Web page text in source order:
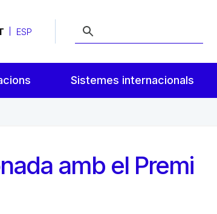
ESP
Sistemes internacionals
amb el Premi